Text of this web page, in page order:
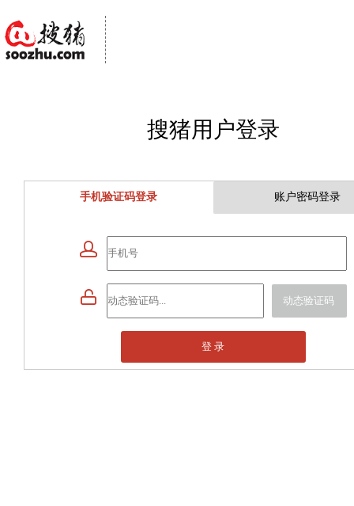
搜猪用户登录
手机验证码登录 账户密码登录

 动态验证码
登 录